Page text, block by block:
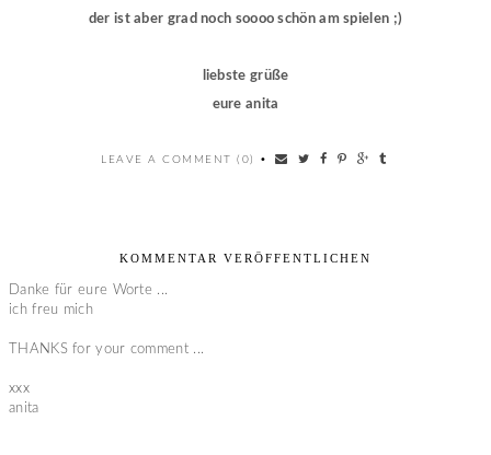
der ist aber grad noch soooo schön am spielen ;)
liebste grüße
eure anita
LEAVE A COMMENT (0) •
KOMMENTAR VERÖFFENTLICHEN
Danke für eure Worte ...
ich freu mich
THANKS for your comment ...
xxx
anita